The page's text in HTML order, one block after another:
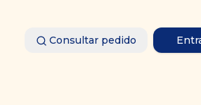
Consultar pedido